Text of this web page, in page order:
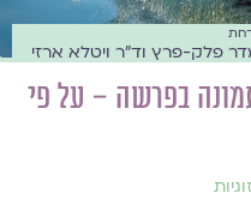
פלק-פרץ וד"ר ויטלא ארזי
בפרשה – על פי